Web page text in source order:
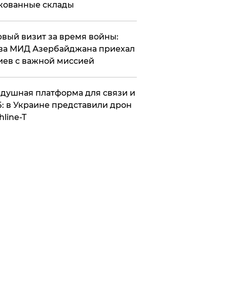
склады
визит за время войны:
МИД Азербайджана приехал
с важной миссией
платформа для связи и
в Украине представили дрон
T